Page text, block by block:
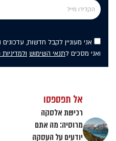
אני מעוניין לקבל חדשות,
ואני מסכים לתנאי השימוש
אל תפספסו
רכישת אלסקה
מרוסיה: מה אתם
יודעים על העסקה